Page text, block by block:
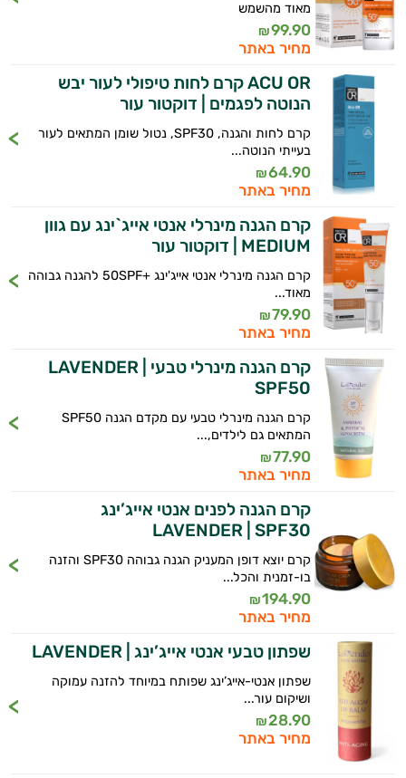
אייג'ינג
טיפוח
הגוף
טיפוח
הפנים
מעבר
ליופי
טיפוח
שמני
שמנים
אתרים
קוסמטיקה
אורגנית
מאוד מהשמש
99.90
₪
מחיר באתר
ACU OR קרם לחות טיפולי לעור יבש
הנוטה לפגמים | דוקטור עור
קרם לחות והגנה, SPF30, נטול שומן המתאים לעור
בעייתי הנוטה...
64.90
₪
מחיר באתר
קרם הגנה מינרלי אנטי אייג`ינג עם גוון
MEDIUM | דוקטור עור
קרם הגנה מינרלי אנטי אייג'ינג +50SPF להגנה גבוהה
מאוד...
79.90
₪
מחיר באתר
קרם הגנה מינרלי טבעי LAVENDER |
SPF50
קרם הגנה מינרלי טבעי עם מקדם הגנה SPF50
המתאים גם לילדים,...
77.90
₪
מחיר באתר
קרם הגנה לפנים אנטי אייג’ינג
LAVENDER | SPF30
קרם יוצא דופן המעניק הגנה גבוהה SPF30 והזנה
בו-זמנית והכל...
194.90
₪
מחיר באתר
שפתון טבעי אנטי אייג’ינג | LAVENDER
שפתון אנטי-אייג’ינג שפותח במיוחד להזנה עמוקה
ושיקום עור...
28.90
₪
מחיר באתר
אני יועץ הבריאות האישי AI של טבע בריא.
התשובות שלי מבוססות על מאגרי מידע קליניים
וספרות מקצועית בתחומי הרפואה הטבעית
ותזונת הספורט.
אני כאן כדי לעזור לך להתאים את תוספי
התזונה ומוצרי הבריאות המדויקים למטרות
ולמצב הגופני שלך, ולהסביר לך אילו רכיבים
עובדים יחד כדי למקסם תוצאות גם בחיי היום
יום וגם בתחום הכושר והספורט.
המטרה שלי היא להתאים עבורך המלצות
אישיות מבוססות מדעית.
זה הזמן להתחיל. איך אוכל לעזור?